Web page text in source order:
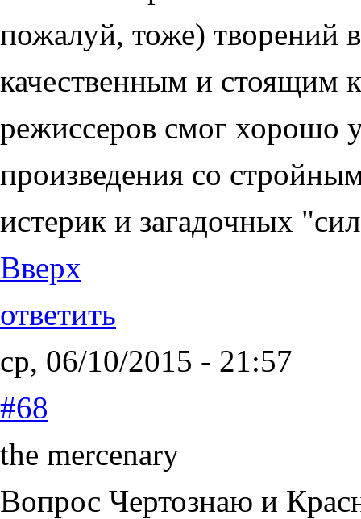
пожалуй, тоже) творений
качественным и стоящим
режиссеров смог хорошо
произведения со
истерик и загадочных
Вверх
ответить
ср, 06/10/2015 - 21:57
#68
the mercenary
Вопрос Чертознаю и